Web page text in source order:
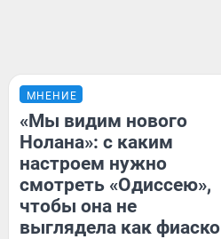
МНЕНИЕ
«Мы видим нового
Нолана»: с каким
настроем нужно
смотреть «Одиссею»,
чтобы она не
выглядела как фиаско